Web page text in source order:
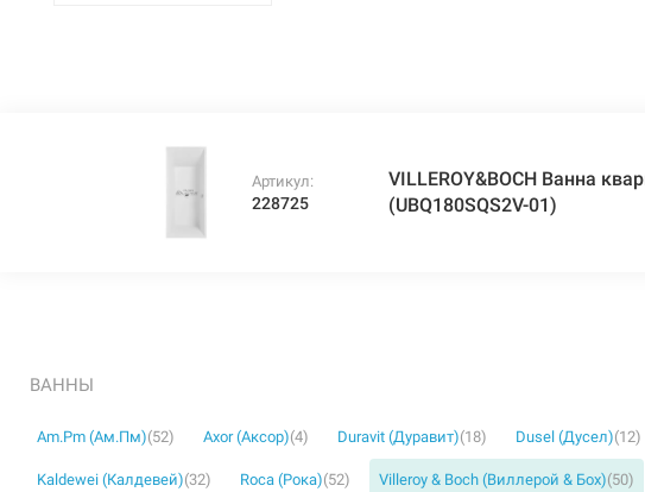
Артикул:
228725
VILLEROY&BOCH Ванна
(UBQ180SQS2V-01)
ВАННЫ
Am.Pm (Ам.Пм)(52) Axor (Аксор)(4) Duravit (Дуравит)(18) Dusel (Дусел)(12)
Kaldewei (Калдевей)(32) Roca (Рока)(52) Villeroy & Boch (Виллерой & Бох)(50)